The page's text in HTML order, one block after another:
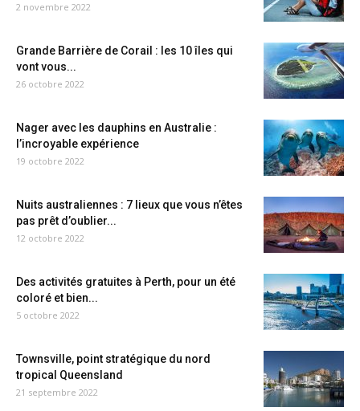
2 novembre 2022
Grande Barrière de Corail : les 10 îles qui
vont vous...
26 octobre 2022
Nager avec les dauphins en Australie :
l’incroyable expérience
19 octobre 2022
Nuits australiennes : 7 lieux que vous n’êtes
pas prêt d’oublier...
12 octobre 2022
Des activités gratuites à Perth, pour un été
coloré et bien...
5 octobre 2022
Townsville, point stratégique du nord
tropical Queensland
21 septembre 2022